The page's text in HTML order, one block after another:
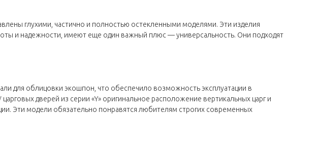
глухими, частично и полностью остекленными моделями. Эти изделия
и надежности, имеют еще один важный плюс — универсальность. Они подходят
для облицовки экошпон, что обеспечило возможность эксплуатации в
дверей из серии «Y» оригинальное расположение вертикальных царг и
Эти модели обязательно понравятся любителям строгих современных